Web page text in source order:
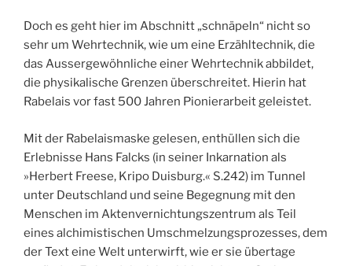
Doch es geht hier im Abschnitt „schnäpeln“ nicht so
sehr um Wehrtechnik, wie um eine Erzähltechnik, die
das Aussergewöhnliche einer Wehrtechnik abbildet,
die physikalische Grenzen überschreitet. Hierin hat
Rabelais vor fast 500 Jahren Pionierarbeit geleistet.
Mit der Rabelaismaske gelesen, enthüllen sich die
Erlebnisse Hans Falcks (in seiner Inkarnation als
»Herbert Freese, Kripo Duisburg.« S.242) im Tunnel
unter Deutschland und seine Begegnung mit den
Menschen im Aktenvernichtungszentrum als Teil
eines alchimistischen Umschmelzungsprozesses, dem
der Text eine Welt unterwirft, wie er sie übertage